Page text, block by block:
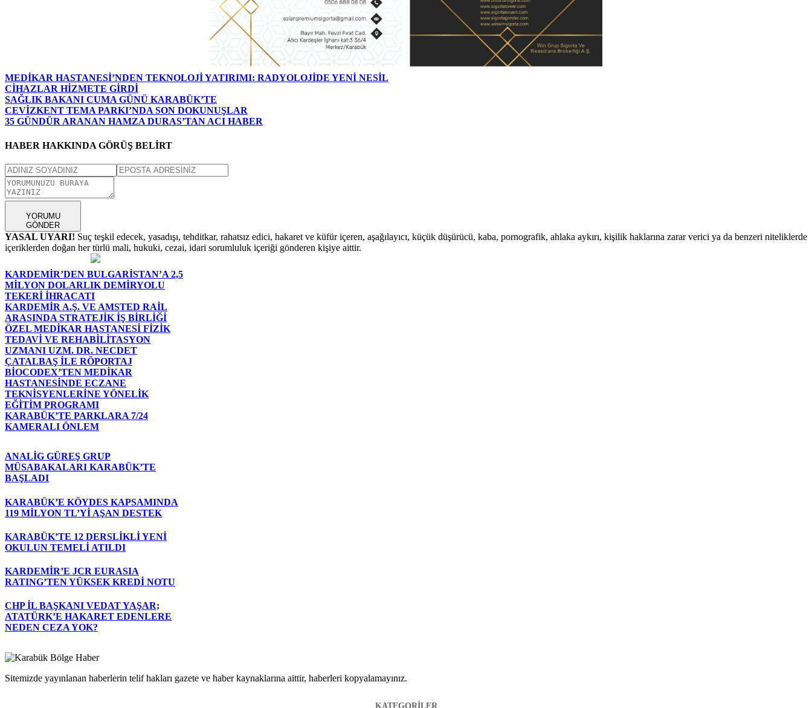
MEDİKAR HASTANESİ’NDEN TEKNOLOJİ YATIRIMI: RADYOLOJİDE YENİ NESİL
CİHAZLAR HİZMETE GİRDİ
SAĞLIK BAKANI CUMA GÜNÜ KARABÜK’TE
CEVİZKENT TEMA PARKI’NDA SON DOKUNUŞLAR
35 GÜNDÜR ARANAN HAMZA DURAS’TAN ACI HABER
HABER HAKKINDA GÖRÜŞ BELİRT
YORUMU
GÖNDER
YASAL UYARI! Suç teşkil edecek, yasadışı, tehditkar, rahatsız edici, hakaret ve küfür içeren, aşağılayıcı, küçük düşürücü, kaba, pornografik, ahlaka aykırı, kişilik haklarına zarar verici ya da benzeri niteliklerde
içeriklerden doğan her türlü mali, hukuki, cezai, idari sorumluluk içeriği gönderen kişiye aittir.
KARDEMİR’DEN BULGARİSTAN’A 2,5
MİLYON DOLARLIK DEMİRYOLU
TEKERİ İHRACATI
KARDEMİR A.Ş. VE AMSTED RAİL
ARASINDA STRATEJİK İŞ BİRLİĞİ
ÖZEL MEDİKAR HASTANESİ FİZİK
TEDAVİ VE REHABİLİTASYON
UZMANI UZM. DR. NECDET
ÇATALBAŞ İLE RÖPORTAJ
BİOCODEX’TEN MEDİKAR
HASTANESİNDE ECZANE
TEKNİSYENLERİNE YÖNELİK
EĞİTİM PROGRAMI
KARABÜK’TE PARKLARA 7/24
KAMERALI ÖNLEM
ANALİG GÜREŞ GRUP
MÜSABAKALARI KARABÜK’TE
BAŞLADI
KARABÜK’E KÖYDES KAPSAMINDA
119 MİLYON TL’Yİ AŞAN DESTEK
KARABÜK’TE 12 DERSLİKLİ YENİ
OKULUN TEMELİ ATILDI
KARDEMİR’E JCR EURASIA
RATING’TEN YÜKSEK KREDİ NOTU
CHP İL BAŞKANI VEDAT YAŞAR;
ATATÜRK’E HAKARET EDENLERE
NEDEN CEZA YOK?
Sitemizde yayınlanan haberlerin telif hakları gazete ve haber kaynaklarına aittir, haberleri kopyalamayınız.
KATEGORİLER